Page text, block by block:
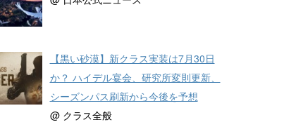
【黒い砂漠】新クラス実装は7月30日
か？ ハイデル宴会、研究所変則更新、
シーズンパス刷新から今後を予想
@ クラス全般